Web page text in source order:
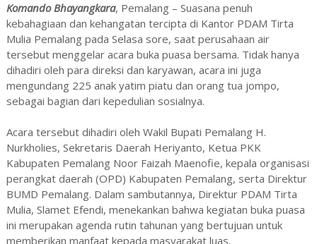
Komando Bhayangkara, Pemalang – Suasana penuh
kebahagiaan dan kehangatan tercipta di Kantor PDAM Tirta
Mulia Pemalang pada Selasa sore, saat perusahaan air
tersebut menggelar acara buka puasa bersama. Tidak hanya
dihadiri oleh para direksi dan karyawan, acara ini juga
mengundang 225 anak yatim piatu dan orang tua jompo,
sebagai bagian dari kepedulian sosialnya.
Acara tersebut dihadiri oleh Wakil Bupati Pemalang H.
Nurkholies, Sekretaris Daerah Heriyanto, Ketua PKK
Kabupaten Pemalang Noor Faizah Maenofie, kepala organisasi
perangkat daerah (OPD) Kabupaten Pemalang, serta Direktur
BUMD Pemalang. Dalam sambutannya, Direktur PDAM Tirta
Mulia, Slamet Efendi, menekankan bahwa kegiatan buka puasa
ini merupakan agenda rutin tahunan yang bertujuan untuk
memberikan manfaat kepada masyarakat luas.